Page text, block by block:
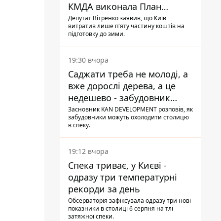
КМДА виконала План
стійкості на 20%
Депутат Вітренко заявив, що Київ
витратив лише п'яту частину коштів на
підготовку до зими.
19:30 вчора
Саджати треба не молоді, а
вже дорослі дерева, а це
недешево - забудовник
Ніконов
Засновник KAN DEVELOPMENT розповів, як
забудовники можуть охолодити столицю
в спеку.
19:12 вчора
Спека триває, у Києві -
одразу три температурні
рекорди за день
Обсерваторія зафіксувала одразу три нові
показники в столиці 6 серпня на тлі
затяжної спеки.